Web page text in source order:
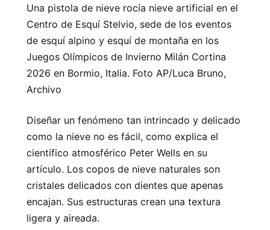
Una pistola de nieve rocía nieve artificial en el
Centro de Esquí Stelvio, sede de los eventos
de esquí alpino y esquí de montaña en los
Juegos Olímpicos de Invierno Milán Cortina
2026 en Bormio, Italia. Foto AP/Luca Bruno,
Archivo
Diseñar un fenómeno tan intrincado y delicado
como la nieve no es fácil, como explica el
científico atmosférico Peter Wells en su
artículo. Los copos de nieve naturales son
cristales delicados con dientes que apenas
encajan. Sus estructuras crean una textura
ligera y aireada.